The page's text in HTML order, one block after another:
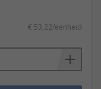
€ 53,22/eenheid